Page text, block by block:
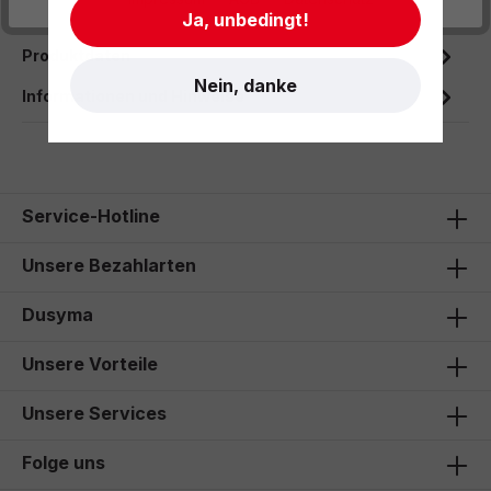
Müllbeutel und Fußpedal.
Produktdaten
Informationen und Hinweise
Service-Hotline
Unsere Bezahlarten
Dusyma
Unsere Vorteile
Unsere Services
Folge uns
Ja, unbedingt!
Nein, danke